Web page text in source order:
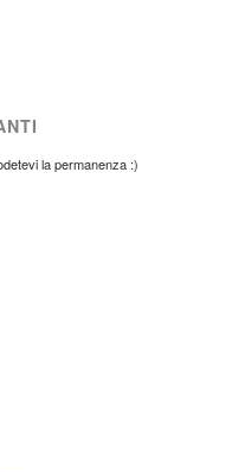
la permanenza :)